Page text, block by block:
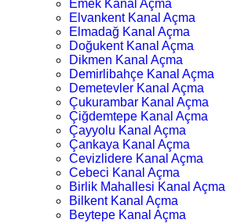
Emek Kanal Açma
Elvankent Kanal Açma
Elmadağ Kanal Açma
Doğukent Kanal Açma
Dikmen Kanal Açma
Demirlibahçe Kanal Açma
Demetevler Kanal Açma
Çukurambar Kanal Açma
Çiğdemtepe Kanal Açma
Çayyolu Kanal Açma
Çankaya Kanal Açma
Cevizlidere Kanal Açma
Cebeci Kanal Açma
Birlik Mahallesi Kanal Açma
Bilkent Kanal Açma
Beytepe Kanal Açma